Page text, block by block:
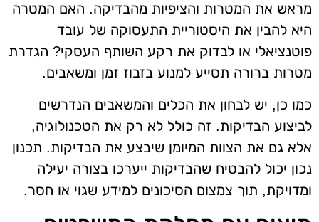
מראש את המטרות והציפיות מהבדיקה. האם המטרה
היא להבין את היסטוריית התעסוקה של עובד
פוטנציאלי או לבדוק את רקע השותף העסקי? הגדרת
מטרות ברורה תסייע למנוע בזבוז זמן ומשאבים.
כמו כן, יש לבחון את הכלים והמשאבים הנדרשים
לביצוע הבדיקות. זה כולל לא רק את הטכנולוגיה,
אלא גם את הצוות המיומן שיבצע את הבדיקות. תכנון
נכון יכול להבטיח שהבדיקות ייערכו בצורה יעילה
ומדויקת, תוך צמצום הסיכונים למידע שגוי או חסר.